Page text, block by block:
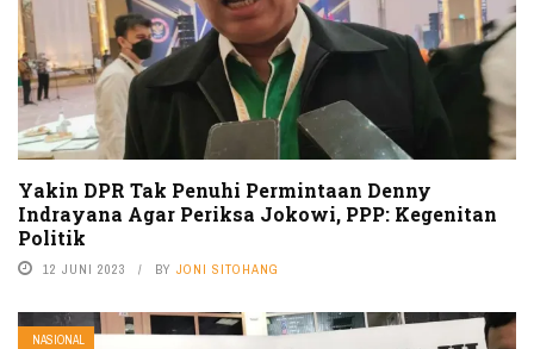
Yakin DPR Tak Penuhi Permintaan Denny
Indrayana Agar Periksa Jokowi, PPP: Kegenitan
Politik
12 JUNI 2023 BY JONI SITOHANG
NASIONAL